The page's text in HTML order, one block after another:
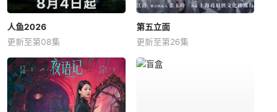
人鱼2026
更新至第08集
第五立面
更新至第26集